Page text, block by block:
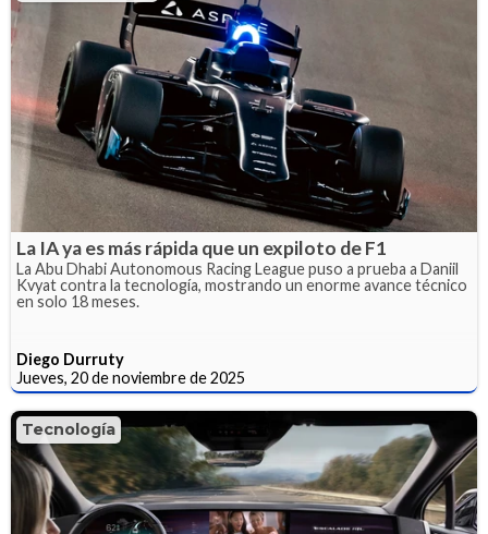
La IA ya es más rápida que un expiloto de F1
La Abu Dhabi Autonomous Racing League puso a prueba a Daniil
Kvyat contra la tecnología, mostrando un enorme avance técnico
en solo 18 meses.
Diego Durruty
Jueves, 20 de noviembre de 2025
Tecnología